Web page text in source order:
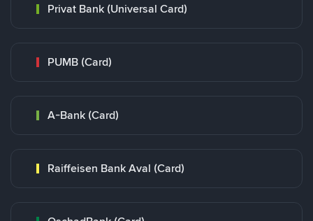
Privat Bank (Universal Card)
PUMB (Card)
A-Bank (Card)
Raiffeisen Bank Aval (Card)